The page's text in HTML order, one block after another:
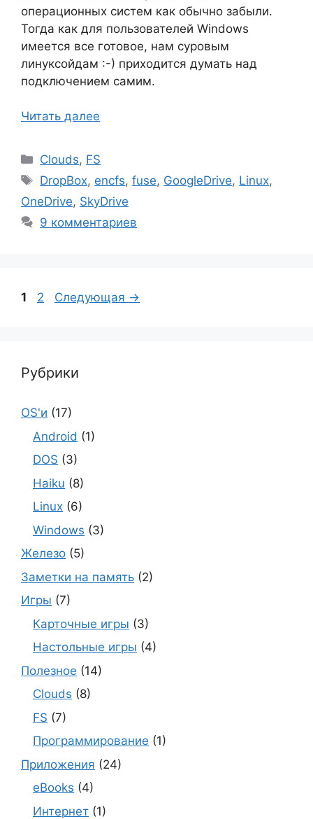
операционных систем как обычно забыли.
Тогда как для пользователей Windows
имеется все готовое, нам суровым
линуксойдам :-) приходится думать над
подключением самим.
Читать далее
Рубрики
Clouds, FS
Метки
DropBox, encfs,fuse, GoogleDrive, Linux,
OneDrive, SkyDrive
9 комментариев
Страница
1 Страница
2 Следующая →
Рубрики
OS'и (17)
Android (1)
DOS (3)
Haiku (8)
Linux (6)
Windows (3)
Железо (5)
Заметки на память (2)
Игры (7)
Карточные игры (3)
Настольные игры (4)
Полезное (14)
Clouds (8)
FS (7)
Программирование (1)
Приложения (24)
eBooks (4)
Интернет (1)